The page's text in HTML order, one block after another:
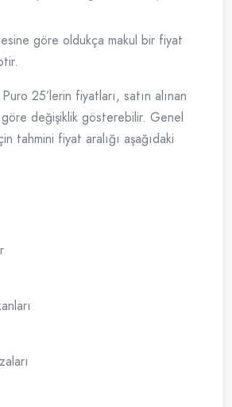
göre oldukça makul bir fiyat
25’lerin fiyatları, satın alınan
değişiklik gösterebilir. Genel
tahmini fiyat aralığı aşağıdaki